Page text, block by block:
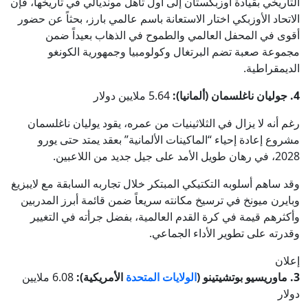
الاتحاد الأوزبكي اختار الاستعانة باسم عالمي بارز، بحثاً عن حضور
أقوى في المحفل العالمي والطموح في الذهاب بعيداً ضمن
مجموعة صعبة تضم البرتغال وكولومبيا وجمهورية الكونغو
الديمقراطية.
4. جوليان ناغلسمان (ألمانيا):
رغم أنه لا يزال في الثلاثينيات من عمره، يقود يوليان ناغلسمان
مشروع إعادة إحياء “الماكينات الألمانية” بعقد يمتد حتى يورو
2028، في رهان طويل الأمد على جيل جديد من اللاعبين.
وقد ساهم أسلوبه التكتيكي المبتكر خلال تجاربه السابقة مع لايبزيغ
وبايرن ميونخ في ترسيخ مكانته سريعاً ضمن قائمة أبرز المدربين
وأكثرهم قيمة في كرة القدم العالمية، بفضل جرأته في التغيير
وقدرته على تطوير الأداء الجماعي.
إعلان
3. ماوريسيو بوتشيتينو (
الولايات المتحدة الأمريكية):
6.08 ملايين
دولار